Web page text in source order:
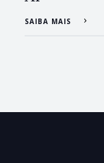
SAIBA MAIS